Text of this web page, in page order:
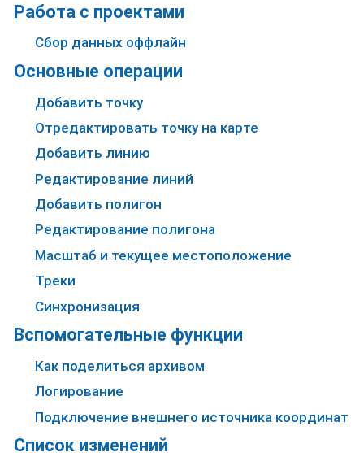
Работа с проектами
Сбор данных оффлайн
Основные операции
Добавить точку
Отредактировать точку на карте
Добавить линию
Редактирование линий
Добавить полигон
Редактирование полигона
Масштаб и текущее местоположение
Треки
Синхронизация
Вспомогательные функции
Как поделиться архивом
Логирование
Подключение внешнего источника координат
Список изменений